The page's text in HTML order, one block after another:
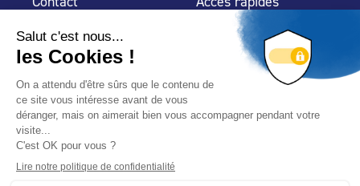
32 rue de Mogador
75 009 Paris
Espace Presse
Trouver un
professionnel
Nous suivre